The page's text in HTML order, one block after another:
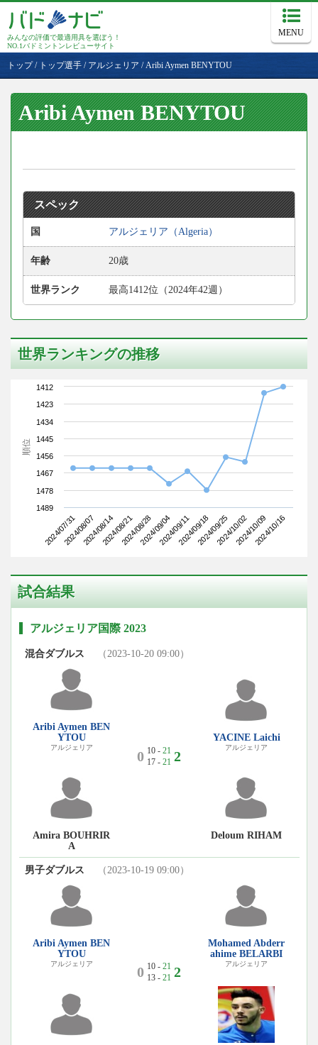
みんなの評価で最適用具を選ぼう！
NO.1バドミントンレビューサイト
MENU
トップ/ トップ選手 / アルジェリア / Aribi Aymen BENYTOU
Aribi Aymen BENYTOU
スペック
国 アルジェリア（Algeria）
年齢 20歳
世界ランク 最高1412位（2024年42週）
世界ランキングの推移
順位
2024/07/312024/08/072024/08/142024/08/212024/08/282024/09/042024/09/112024/09/182024/09/252024/10/022024/10/092024/10/16
1412
1423
1434
1445
1456
1467
1478
1489
試合結果
アルジェリア国際 2023
混合ダブルス （2023-10-20 09:00）
Aribi Aymen BEN
YTOU
アルジェリア
Amira BOUHRIR
A
0 10 - 21
17 - 21 2
YACINE Laichi
アルジェリア
Deloum RIHAM
男子ダブルス （2023-10-19 09:00）
Aribi Aymen BEN
YTOU
アルジェリア
0 10 - 21
13 - 21 2
Mohamed Abderr
ahime BELARBI
アルジェリア